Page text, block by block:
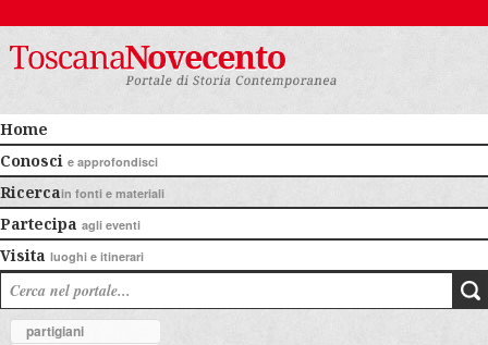
Home
Conosci e approfondisci
Ricercain fonti e materiali
Partecipa agli eventi
Visita luoghi e itinerari
partigiani